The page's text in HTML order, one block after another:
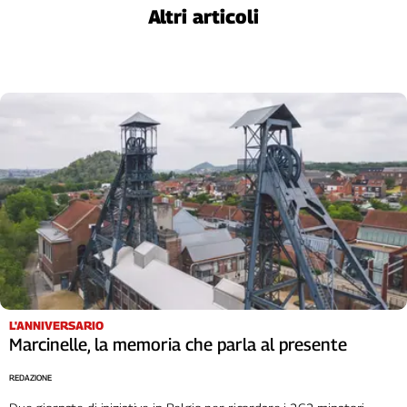
Territori
Alto
Adige
Basilicata
Calabria
Campania
Emilia-
Romagna
Friuli
Venezia
Altri articoli
L'ANNIVERSARIO
Marcinelle, la memoria che parla al presente
REDAZIONE